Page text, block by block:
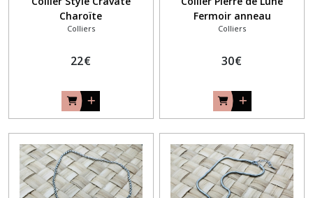
Charoïte
Colliers
22€
Fermoir anneau
Colliers
30€